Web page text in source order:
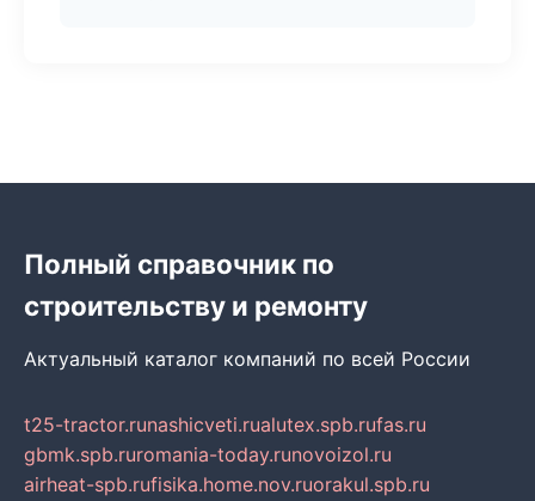
Полный справочник по
строительству и ремонту
Актуальный каталог компаний по всей России
t25-tractor.runashicveti.rualutex.spb.rufas.ru
gbmk.spb.ruromania-today.runovoizol.ru
airheat-spb.rufisika.home.nov.ruorakul.spb.ru